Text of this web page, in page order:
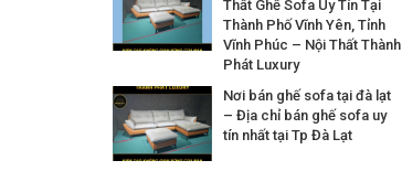
Thất Ghế Sofa Uy Tín Tại
Thành Phố Vĩnh Yên, Tỉnh
Vĩnh Phúc – Nội Thất Thành
Phát Luxury
Nơi bán ghế sofa tại đà lạt
– Địa chỉ bán ghế sofa uy
tín nhất tại Tp Đà Lạt